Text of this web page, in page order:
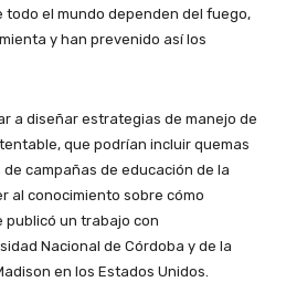
el mundo dependen del fuego,
y han prevenido así los
a diseñar estrategias de manejo de
que podrían incluir quemas
campañas de educación de la
al conocimiento sobre cómo
publicó un trabajo con
Nacional de Córdoba y de la
en los Estados Unidos.